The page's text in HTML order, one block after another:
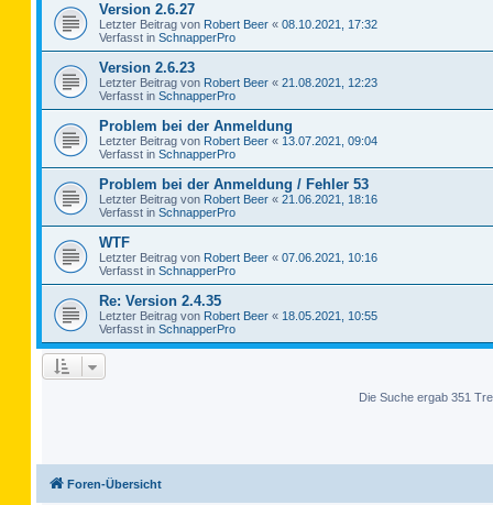
Version 2.6.27
Letzter Beitrag von Robert Beer « 08.10.2021, 17:32
Verfasst in SchnapperPro
Version 2.6.23
Letzter Beitrag von Robert Beer « 21.08.2021, 12:23
Verfasst in SchnapperPro
Problem bei der Anmeldung
Letzter Beitrag von Robert Beer « 13.07.2021, 09:04
Verfasst in SchnapperPro
Problem bei der Anmeldung / Fehler 53
Letzter Beitrag von Robert Beer « 21.06.2021, 18:16
Verfasst in SchnapperPro
WTF
Letzter Beitrag von Robert Beer « 07.06.2021, 10:16
Verfasst in SchnapperPro
Re: Version 2.4.35
Letzter Beitrag von Robert Beer « 18.05.2021, 10:55
Verfasst in SchnapperPro
Die Suche ergab 351
Foren-Übersicht